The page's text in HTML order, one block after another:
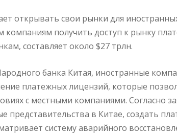
открывать свои рынки для
получить доступ к рынку
составляет около $27 трлн.
банка Китая, иностранные
платежных лицензий, которые
с местными компаниями. Согласно
представительства в Китае, создать
систему аварийного